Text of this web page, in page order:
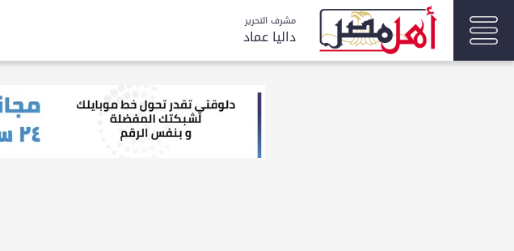
مشرف التحرير
داليا عماد